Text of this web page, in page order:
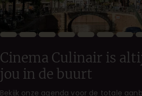
Cinema Culinair is
jou in de buurt
Bekijk onze agenda voor de totale